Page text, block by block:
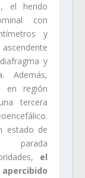
el herido
con
y
y
Además,
en región
tercera
estado de
el